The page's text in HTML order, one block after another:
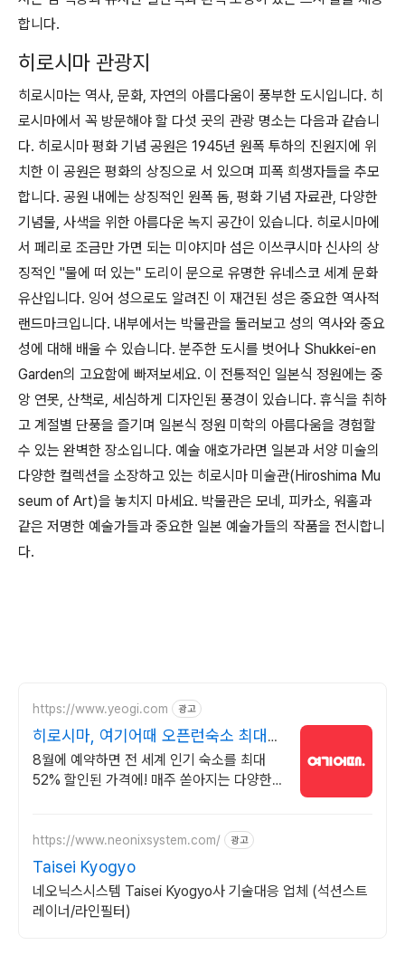
합니다.
히로시마 관광지
히로시마는 역사, 문화, 자연의 아름다움이 풍부한 도시입니다. 히
로시마에서 꼭 방문해야 할 다섯 곳의 관광 명소는 다음과 같습니
다. 히로시마 평화 기념 공원은 1945년 원폭 투하의 진원지에 위
치한 이 공원은 평화의 상징으로 서 있으며 피폭 희생자들을 추모
합니다. 공원 내에는 상징적인 원폭 돔, 평화 기념 자료관, 다양한
기념물, 사색을 위한 아름다운 녹지 공간이 있습니다. 히로시마에
서 페리로 조금만 가면 되는 미야지마 섬은 이쓰쿠시마 신사의 상
징적인 "물에 떠 있는" 도리이 문으로 유명한 유네스코 세계 문화
유산입니다. 잉어 성으로도 알려진 이 재건된 성은 중요한 역사적
랜드마크입니다. 내부에서는 박물관을 둘러보고 성의 역사와 중요
성에 대해 배울 수 있습니다. 분주한 도시를 벗어나 Shukkei-en
Garden의 고요함에 빠져보세요. 이 전통적인 일본식 정원에는 중
앙 연못, 산책로, 세심하게 디자인된 풍경이 있습니다. 휴식을 취하
고 계절별 단풍을 즐기며 일본식 정원 미학의 아름다움을 경험할
수 있는 완벽한 장소입니다. 예술 애호가라면 일본과 서양 미술의
다양한 컬렉션을 소장하고 있는 히로시마 미술관(Hiroshima Mu
seum of Art)을 놓치지 마세요. 박물관은 모네, 피카소, 워홀과
같은 저명한 예술가들과 중요한 일본 예술가들의 작품을 전시합니
다.
https://www.yeogi.com 광고
히로시마, 여기어때 오픈런숙소 최대
81% 할인
8월에 예약하면 전 세계 인기 숙소를 최대
52% 할인된 가격에! 매주 쏟아지는 다양한
https://www.neonixsystem.com/ 광고
Taisei Kyogyo
네오닉스시스템 Taisei Kyogyo사 기술대응 업체 (석션스트
레이너/라인필터)